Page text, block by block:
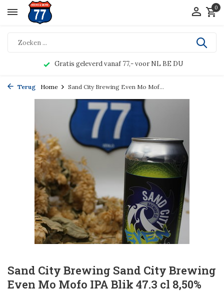
0
Gratis geleverd vanaf 77,- voor NL BE DU
Terug Home Sand City Brewing Even Mo Mof...
Sand City Brewing Sand City Brewing
Even Mo Mofo IPA Blik 47.3 cl 8,50%